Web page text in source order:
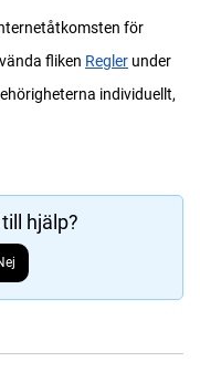
för
fliken Regler under
individuellt,
hjälp?